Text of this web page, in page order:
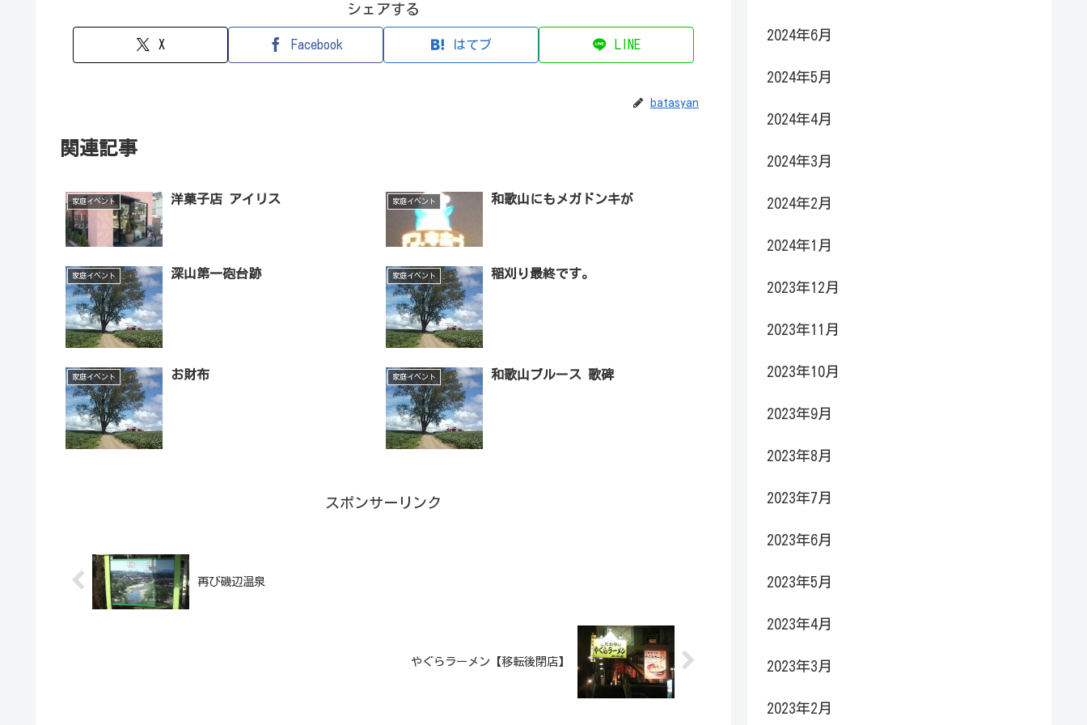
シェアする
X Facebook はてブ LINE
batasyan
関連記事
家庭イベント 洋菓子店 アイリス 家庭イベント 和歌山にもメガドンキが
家庭イベント 深山第一砲台跡 家庭イベント 稲刈り最終です。
家庭イベント お財布 家庭イベント 和歌山ブルース 歌碑
スポンサーリンク
再び磯辺温泉
やぐらラーメン【移転後閉店】
2024年6月
2024年5月
2024年4月
2024年3月
2024年2月
2024年1月
2023年12月
2023年11月
2023年10月
2023年9月
2023年8月
2023年7月
2023年6月
2023年5月
2023年4月
2023年3月
2023年2月